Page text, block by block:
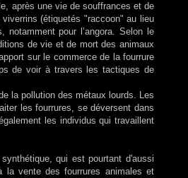
après une vie de souffrances et de
(étiquetés "raccoon" au lieu
pour l’angora. Selon le
de vie et de mort des animaux
sur le commerce de la fourrure
de voir à travers les tactiques de
la pollution des métaux lourds. Les
les fourrures, se déversent dans
les individus qui travaillent
qui est pourtant d'aussi
la vente des fourrures animales et